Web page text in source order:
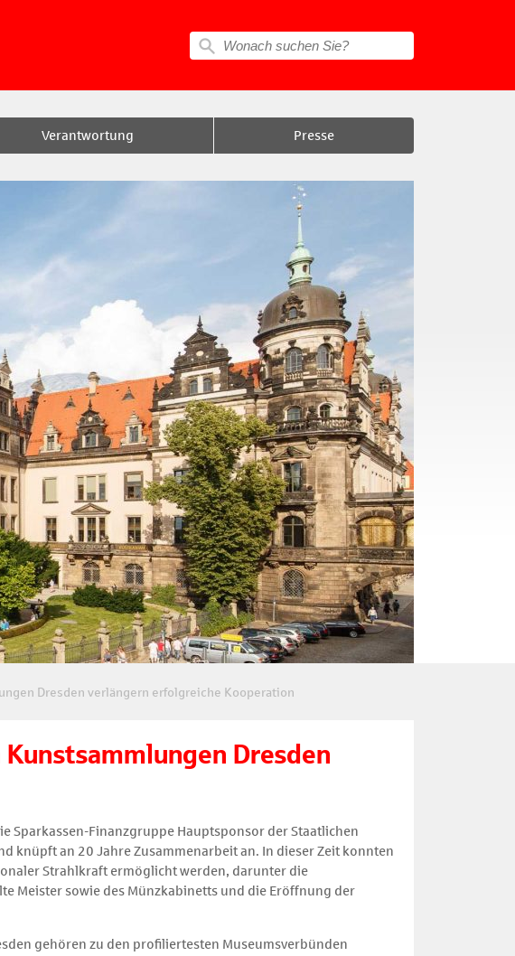
Verantwortung Presse
Dresden verlängern erfolgreiche Kooperation
Dresden
Sparkassen-Finanzgruppe Hauptsponsor der Staatlichen
knüpft an 20 Jahre Zusammenarbeit an. In dieser Zeit konnten
Strahlkraft ermöglicht werden, darunter die
Meister sowie des Münzkabinetts und die Eröffnung der
gehören zu den profiliertesten Museumsverbünden